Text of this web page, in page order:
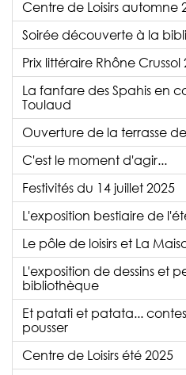
Centre de Loisirs automne
Soirée découverte à la
Prix littéraire Rhône
La fanfare des Spahis en
Toulaud
Ouverture de la terrasse
C'est le moment d'agir...
Festivités du 14 juillet 2025
L'exposition bestiaire de
Le pôle de loisirs et La
L'exposition de dessins et
bibliothèque
Et patati et patata...
pousser
Centre de Loisirs été 2025